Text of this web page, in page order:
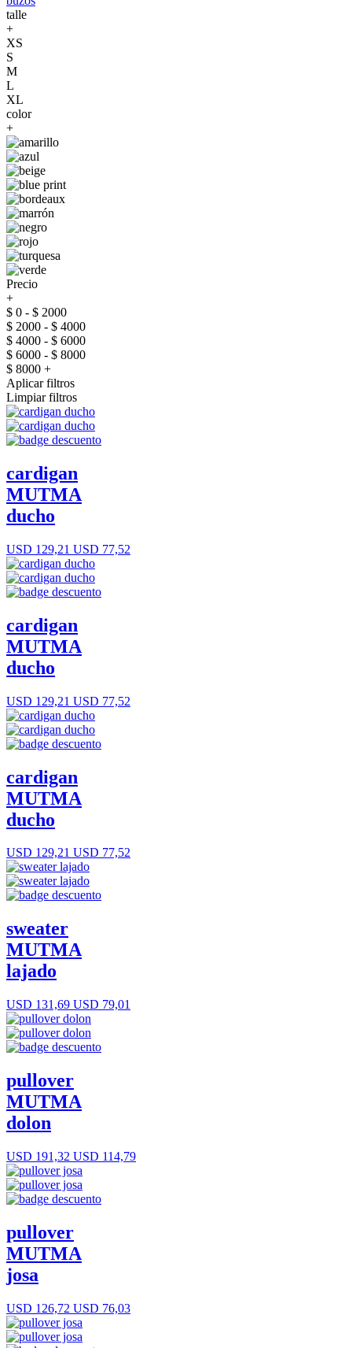
talle
+
XS
S
M
L
XL
color
+
Precio
+
$ 0 - $ 2000
$ 2000 - $ 4000
$ 4000 - $ 6000
$ 6000 - $ 8000
$ 8000 +
Aplicar filtros
Limpiar filtros
cardigan
MUTMA
ducho
USD 129,21 USD 77,52
cardigan
MUTMA
ducho
USD 129,21 USD 77,52
cardigan
MUTMA
ducho
USD 129,21 USD 77,52
sweater
MUTMA
lajado
USD 131,69 USD 79,01
pullover
MUTMA
dolon
USD 191,32 USD 114,79
pullover
MUTMA
josa
USD 126,72 USD 76,03